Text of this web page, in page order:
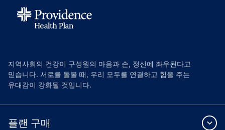
지역사회의 건강이 구성원의 마음과 손, 정신에 좌우된다고
믿습니다. 서로를 돌볼 때, 우리 모두를 연결하고 힘을 주는
유대감이 강화될 것입니다.
플랜 구매